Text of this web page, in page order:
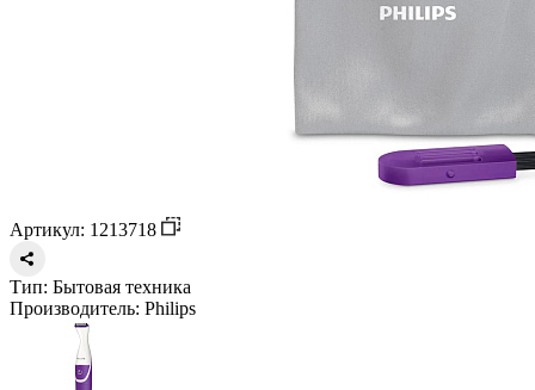
Артикул: 1213718
Тип: Бытовая техника
Производитель: Philips